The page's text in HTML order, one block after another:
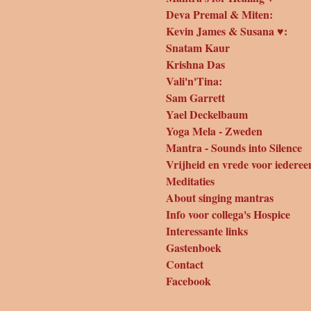
Deva Premal & Miten:
Kevin James & Susana ♥:
Snatam Kaur
Krishna Das
Vali'n'Tina:
Sam Garrett
Yael Deckelbaum
Yoga Mela - Zweden
Mantra - Sounds into Silence
Vrijheid en vrede voor
Meditaties
About singing mantras
Info voor collega's Hospice
Interessante links
Gastenboek
Contact
Facebook